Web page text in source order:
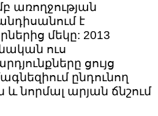
առողջության
է
մեկը: 2013
ուս
ցույց
ընդունող
և նորմալ արյան ճնշում